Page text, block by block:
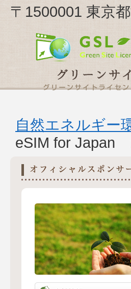
〒1500001 東京
自然エネルギー
eSIM for Japan